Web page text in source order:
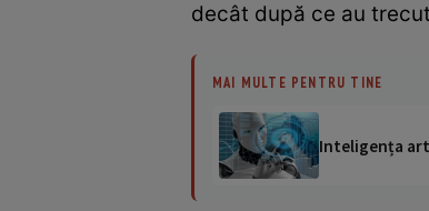
decât după ce au
MAI MULTE PENTRU TINE
Inteligența